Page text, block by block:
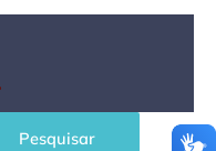
Pesquisar